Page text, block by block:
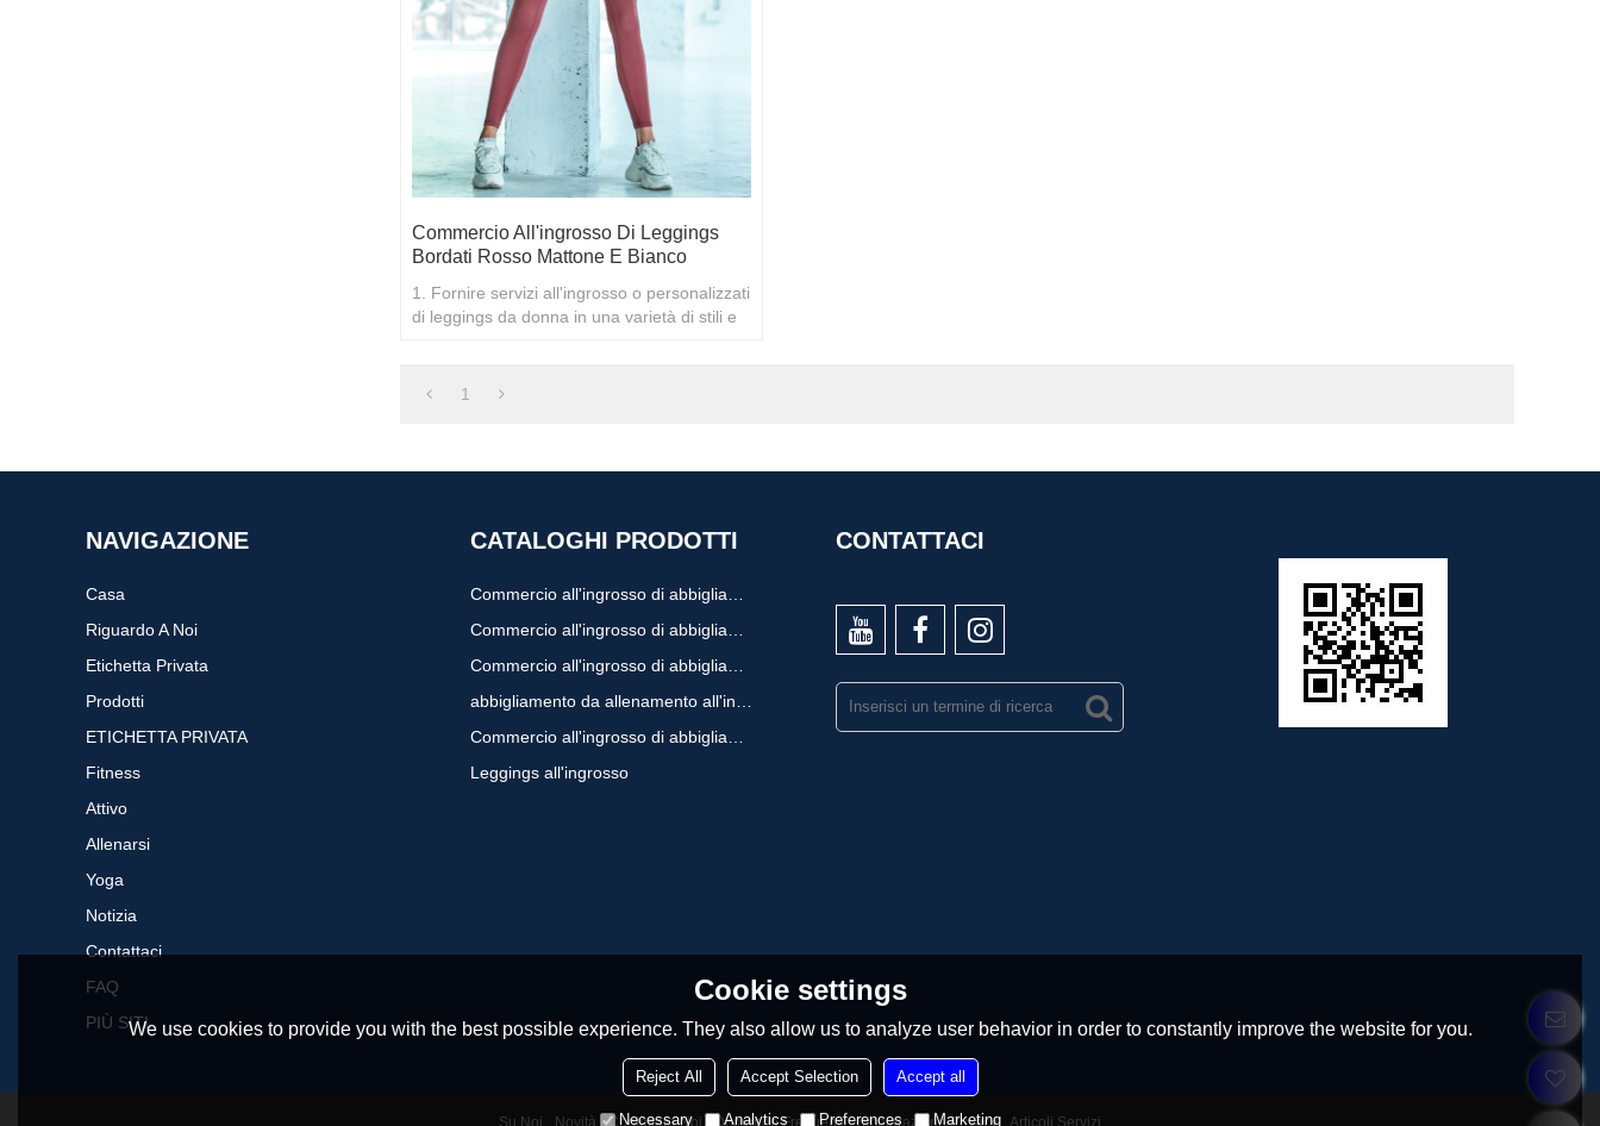
Commercio All'ingrosso Di Leggings
Bordati Rosso Mattone E Bianco
1. Fornire servizi all'ingrosso o personalizzati
di leggings da donna in una varietà di stili e
1
NAVIGAZIONE
Casa
Riguardo A Noi
Etichetta Privata
Prodotti
ETICHETTA PRIVATA
Fitness
Attivo
Allenarsi
Yoga
Notizia
Contattaci
FAQ
PIÙ SITI
CATALOGHI PRODOTTI
Commercio all'ingrosso di abbigliamento fitness
Commercio all'ingrosso di abbigliamento sportivo
Commercio all'ingrosso di abbigliamento yoga
abbigliamento da allenamento all'ingrosso
Commercio all'ingrosso di abbigliamento da palestra
Leggings all'ingrosso
CONTATTACI
Su Noi Novità Contattare Noi Domande Frequenti Dichiarazione Privacy Articoli Servizi
Cookie settings
We use cookies to provide you with the best possible experience. They also allow us to analyze user behavior in order to constantly improve the website for you.
Reject All Accept Selection Accept all
Necessary Analytics Preferences Marketing